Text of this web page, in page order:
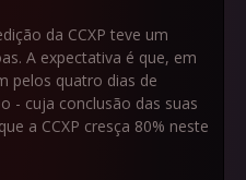
da CCXP teve um
A expectativa é que, em
pelos quatro dias de
- cuja conclusão das suas
a CCXP cresça 80% neste